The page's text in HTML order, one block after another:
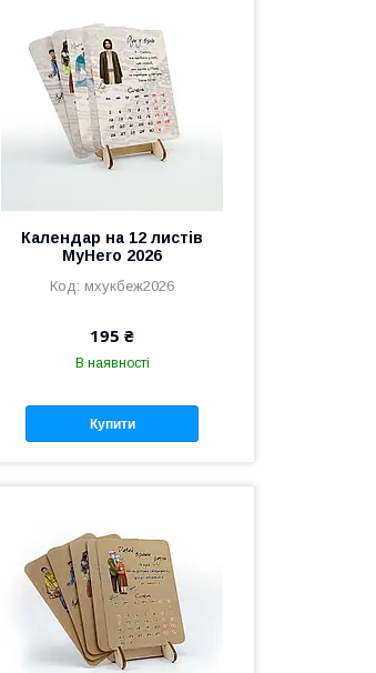
Календар на 12 листів
MyHero 2026
мхукбеж2026
195 ₴
В наявності
Купити